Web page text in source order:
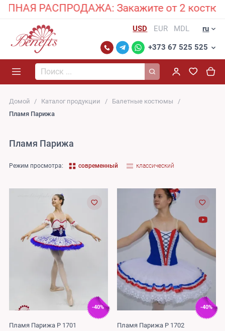
Закажите от 2 костюмов и
USD EUR MDL ru
+373 67 525 525
Поиск...
Домой Каталог продукции
Балетные костюмы
Пламя Парижа
Пламя Парижа
Режим просмотра: современный классический
-40%
Пламя Парижа P 1701
-40%
Пламя Парижа P 1702